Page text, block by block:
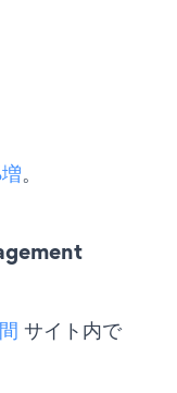
。
サイト内で